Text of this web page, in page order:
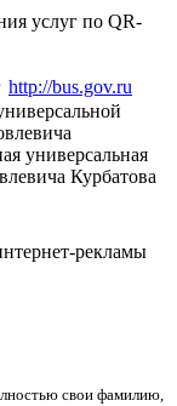
услуг по QR-
http://bus.gov.ru
универсальная
Курбатова
рекламы
свои фамилию,